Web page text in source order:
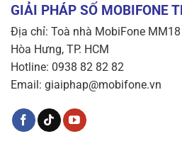
GIẢI PHÁP SỐ MOBIFONE
Địa chỉ: Toà nhà MobiFone
Hòa Hưng, TP. HCM
Hotline: 0938 82 82 82
Email: giaiphap@mobifone.vn